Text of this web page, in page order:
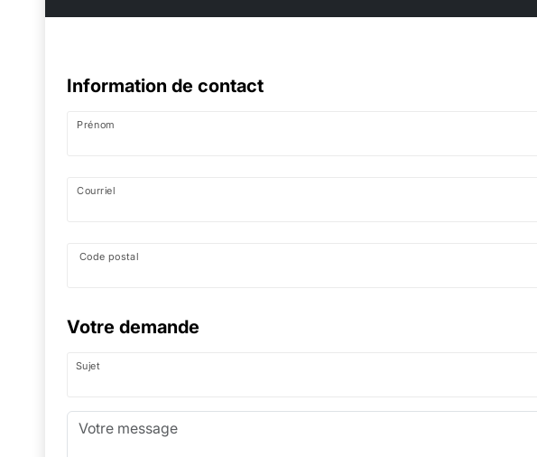
Information de contact
Prénom
Courriel
Code postal
Votre demande
Sujet